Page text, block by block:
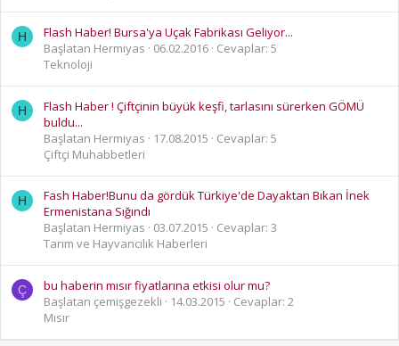
H
Flash Haber! Bursa'ya Uçak Fabrikası Geliyor...
Başlatan Hermiyas
06.02.2016 Cevaplar: 5
Teknoloji
H
Flash Haber ! Çiftçinin büyük keşfi, tarlasını sürerken GÖMÜ
buldu...
Başlatan Hermiyas
17.08.2015
Cevaplar: 5
Çiftçi Muhabbetleri
H
Fash Haber!Bunu da gördük Türkiye'de Dayaktan Bıkan İnek
Ermenistana Sığındı
Başlatan Hermiyas
03.07.2015
Cevaplar: 3
Tarım ve Hayvancılık Haberleri
Ç
bu haberin mısır fiyatlarına etkisi olur mu?
Başlatan çemişgezekli
14.03.2015
Cevaplar: 2
Mısır